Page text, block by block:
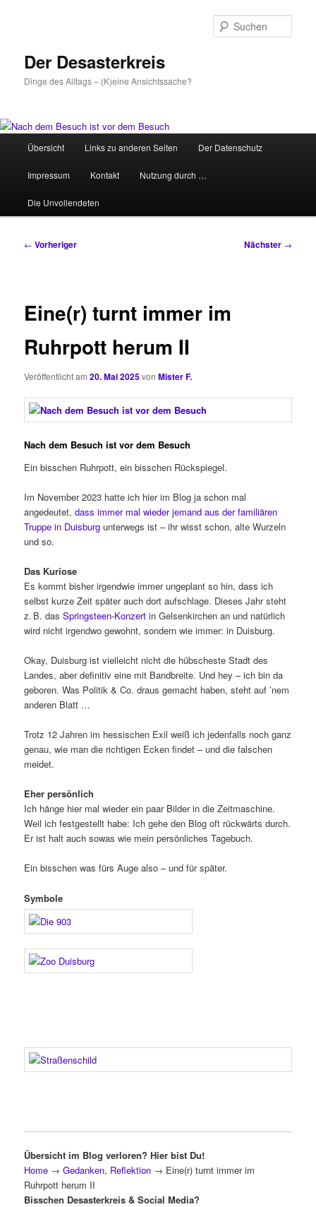
Der Desasterkreis
Dinge des Alltags – (K)eine Ansichtssache?
HauptmenüÜbersicht Links zu anderen Seiten Der Datenschutz
Impressum Kontakt Nutzung durch …
Die Unvollendeten
Beitragsnavigation
← Vorheriger Nächster →
Eine(r) turnt immer im
Ruhrpott herum II
Veröffentlicht am20. Mai 2025vonMister F.
Nach dem Besuch ist vor dem Besuch
Ein bisschen Ruhrpott, ein bisschen Rückspiegel.
Im November 2023 hatte ich hier im Blog ja schon mal
angedeutet,dass immer mal wieder jemand aus der familiären
Truppe in Duisburg unterwegs ist – ihr wisst schon, alte Wurzeln
und so.
Das Kuriose
Es kommt bisher irgendwie immer ungeplant so hin, dass ich
selbst kurze Zeit später auch dort aufschlage. Dieses Jahr steht
z. B. dasSpringsteen-Konzert in Gelsenkirchen an und natürlich
wird nicht irgendwo gewohnt, sondern wie immer: in Duisburg.
Okay, Duisburg ist vielleicht nicht die hübscheste Stadt des
Landes, aber definitiv eine mit Bandbreite. Und hey – ich bin da
geboren. Was Politik & Co. draus gemacht haben, steht auf ’nem
anderen Blatt …
Trotz 12 Jahren im hessischen Exil weiß ich jedenfalls noch ganz
genau, wie man die richtigen Ecken findet – und die falschen
meidet.
Eher persönlich
Ich hänge hier mal wieder ein paar Bilder in die Zeitmaschine.
Weil ich festgestellt habe: Ich gehe den Blog oft rückwärts durch.
Er ist halt auch sowas wie mein persönliches Tagebuch.
Ein bisschen was fürs Auge also – und für später.
Symbole
Übersicht im Blog verloren? Hier bist Du!
Home → Gedanken, Reflektion → Eine(r) turnt immer im
Ruhrpott herum II
Bisschen Desasterkreis & Social Media?